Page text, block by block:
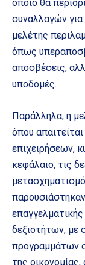
οποίο θα
συναλλαγών για
μελέτης
όπως
αποσβέσεις,
υποδομές.
Παράλληλα, η
όπου
επιχειρήσεων,
κεφάλαιο, τις
δεξιοτήτων, με
προγραμμάτων
της